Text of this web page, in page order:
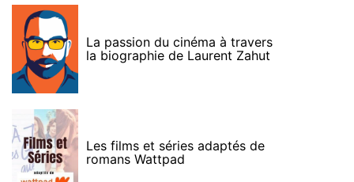
La passion du cinéma à travers
la biographie de Laurent Zahut
Les films et séries adaptés de
romans Wattpad